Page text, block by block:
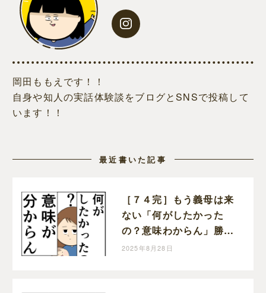
岡田ももえです！！
自身や知人の実話体験談をブログとSNSで投稿して
います！！
最近書いた記事
［７４完］もう義母は来
ない「何がしたかった
の？意味わからん」勝っ
た！クセ強義母に抗う嫁
2025年8月28日